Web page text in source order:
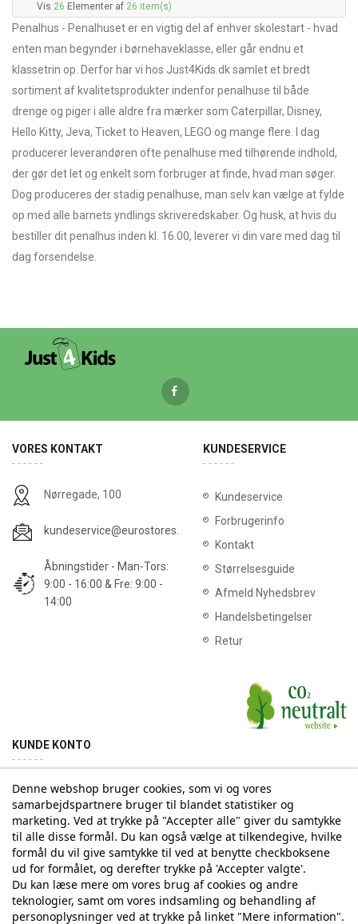
Vis 26 Elementer af 26 item(s)
Penalhus - Penalhuset er en vigtig del af enhver skolestart - hvad
enten man begynder i børnehaveklasse, eller går endnu et
klassetrin op. Derfor har vi hos Just4Kids.dk samlet et bredt
sortiment af kvalitetsprodukter indenfor penalhuse til både
drenge og piger i alle aldre fra mærker som Caterpillar, Disney,
Hello Kitty, Jeva, Ticket to Heaven, LEGO og mange flere. I dag
producerer leverandøren ofte penalhuse med tilhørende indhold,
der gør det let og enkelt som forbruger at finde, hvad man søger.
Dog produceres der stadig penalhuse, man selv kan vælge at fylde
op med alle barnets yndlings skriveredskaber. Og husk, at hvis du
bestiller dit penalhus inden kl. 16.00, leverer vi din vare med dag til
dag forsendelse.
VORES KONTAKT
Nørregade, 100
kundeservice@eurostores.dk
Åbningstider - Man-Tors:
9:00 - 16:00 & Fre: 9:00 -
14:00
KUNDESERVICE
Kundeservice
Forbrugerinfo
Kontakt
Størrelsesguide
Afmeld Nyhedsbrev
Handelsbetingelser
Retur
KUNDE KONTO
Min konto Ordrehistorik Returnering Adresse
Tilmelding til Nyhedsbrev
Vi deler aldrig din email-adresse med tredjepart
Tilmeld
Denne webshop bruger cookies, som vi og vores
samarbejdspartnere bruger til blandet statistiker og
marketing. Ved at trykke på "Accepter alle" giver du samtykke
til alle disse formål. Du kan også vælge at tilkendegive, hvilke
formål du vil give samtykke til ved at benytte checkboksene
ud for formålet, og derefter trykke på 'Accepter valgte'.
Du kan læse mere om vores brug af cookies og andre
teknologier, samt om vores indsamling og behandling af
personoplysninger ved at trykke på linket "Mere information".